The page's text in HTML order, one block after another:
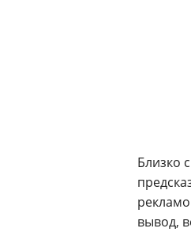
Близко
вывод,